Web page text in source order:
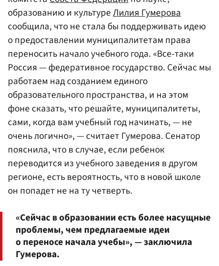
образованию и культуреЛилия Гумерова
сообщила, что не стала бы поддерживать идею
о предоставлении муниципалитетам права
переносить начало учебного года. «Все-таки
Россия — федеративное государство. Сейчас мы
работаем над созданием единого
образовательного пространства, и на этом
фоне сказать, что решайте, муниципалитеты,
сами, когда вам учебный год начинать, — не
очень логично», — считает Гумерова. Сенатор
пояснила, что в случае, если ребенок
переводится из учебного заведения в другом
регионе, есть вероятность, что в новой школе
он попадет не на ту четверть.
«Сейчас в образовании есть более насущные
проблемы, чем предлагаемые идеи
о переносе начала учебы», — заключила
Гумерова.